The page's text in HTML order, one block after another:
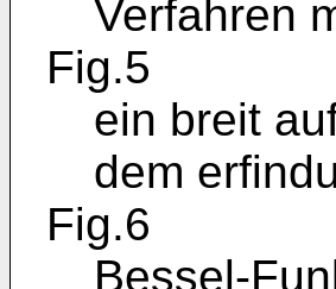
Verfahren
Fig.5
ein breit
dem
Fig.6
Bessel-